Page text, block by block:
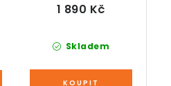
Skladem
1 890 Kč